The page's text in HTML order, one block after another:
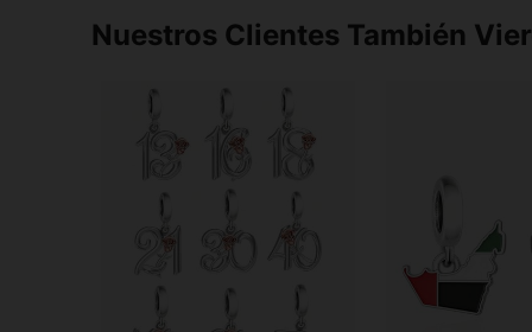
Nuestros Clientes También